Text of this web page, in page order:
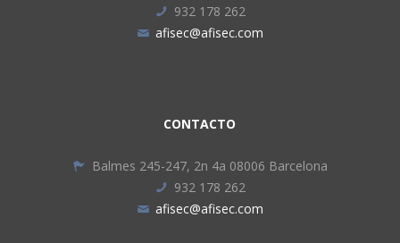
932 178 262
afisec@afisec.com
CONTACTO
Balmes 245-247, 2n 4a 08006 Barcelona
932 178 262
afisec@afisec.com